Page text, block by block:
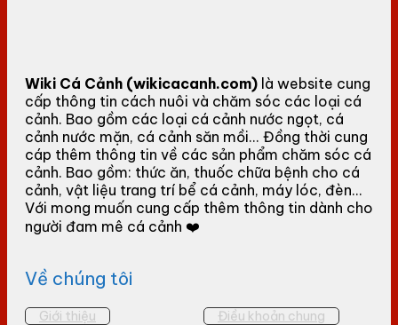
Wiki Cá Cảnh (wikicacanh.com) là website cung
cấp thông tin cách nuôi và chăm sóc các loại cá
cảnh. Bao gồm các loại cá cảnh nước ngọt, cá
cảnh nước mặn, cá cảnh săn mồi... Đồng thời cung
cáp thêm thông tin về các sản phẩm chăm sóc cá
cảnh. Bao gồm: thức ăn, thuốc chữa bệnh cho cá
cảnh, vật liệu trang trí bể cá cảnh, máy lóc, đèn...
Với mong muốn cung cấp thêm thông tin dành cho
người đam mê cá cảnh ❤️
Về chúng tôi
Giới thiệu
Điều khoản chung